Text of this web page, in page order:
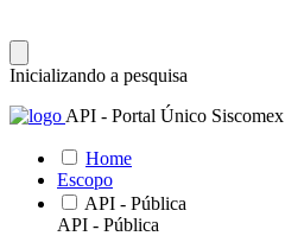
Inicializando a pesquisa
API - Portal Único Siscomex
Home
Escopo
API - Pública
API - Pública